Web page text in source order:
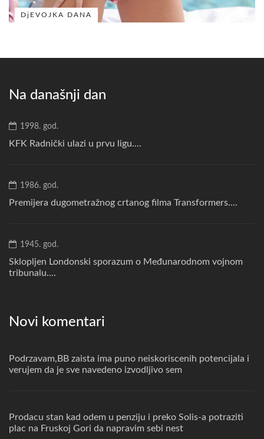
DjEVOJKA DANA
Na današnji dan
1998. god.
KFK Radnički ulazi u prvu ligu....
1986. god.
Premijera dugometražnog crtanog filma Transformers....
1945. god.
Sklopljen Londonski sporazum o Međunarodnom vojnom
tribunalu....
Novi komentari
Podrzavam,BB zaista ima puno neiskoriscenih potencijala i
verujem da je sve navedeno izvodljivo sem
Prodacu stan kad odem u penziju i preko Solis-a potraziti
plac na Fruskoj Gori da napravim sebi nest